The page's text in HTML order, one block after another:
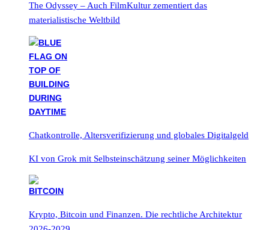
The Odyssey – Auch FilmKultur zementiert das
materialistische Weltbild
Chatkontrolle, Altersverifizierung und globales Digitalgeld
KI von Grok mit Selbsteinschätzung seiner Möglichkeiten
Krypto, Bitcoin und Finanzen. Die rechtliche Architektur